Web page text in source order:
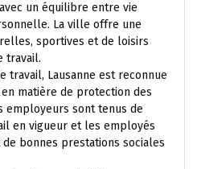
un équilibre entre vie
La ville offre une
sportives et de loisirs
travail.
travail, Lausanne est reconnue
matière de protection des
employeurs sont tenus de
en vigueur et les employés
bonnes prestations sociales